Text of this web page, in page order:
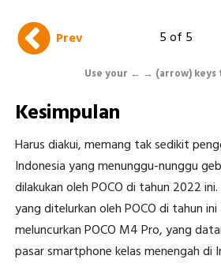
Prev 5 of 5
Use your ← → (arrow) keys
Kesimpulan
Harus diakui, memang tak sedikit
Indonesia yang menunggu-nunggu
dilakukan oleh POCO di tahun 2022
yang ditelurkan oleh POCO di tahun
meluncurkan POCO M4 Pro, yang
pasar smartphone kelas menengah di